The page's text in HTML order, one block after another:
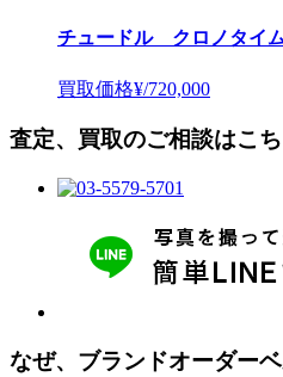
チュードル クロノタイ
買取価格¥/720,000
査定、買取のご相談はこち
なぜ、ブランドオーダー